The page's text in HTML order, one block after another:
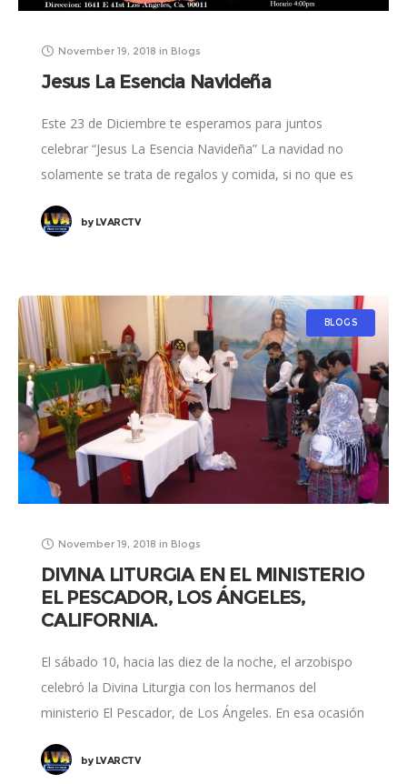
November 19, 2018 in Blogs
Jesus La Esencia Navideña
Este 23 de Diciembre te esperamos para juntos
celebrar “Jesus La Esencia Navideña” La navidad no
solamente se trata de regalos y comida, si no que es
byLVARCTV
BLOGS
November 19, 2018 in Blogs
DIVINA LITURGIA EN EL MINISTERIO
EL PESCADOR, LOS ÁNGELES,
CALIFORNIA.
El sábado 10, hacia las diez de la noche, el arzobispo
celebró la Divina Liturgia con los hermanos del
ministerio El Pescador, de Los Ángeles. En esa ocasión
byLVARCTV